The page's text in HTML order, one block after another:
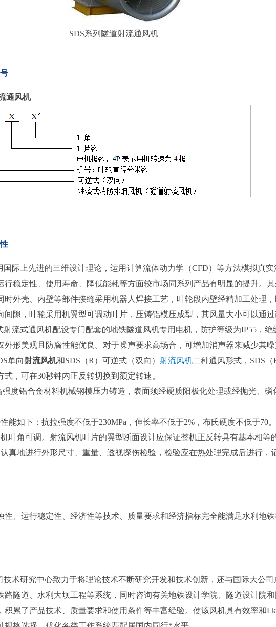
SDS系列隧道射流通风机
通风机
国际上先进的三维设计理论，运用计算流体动力学（CFD）等方法模拟真实
行稳定性、使用寿命、降低能耗等方面较市场同系列产品有明显的提升。
时外壳、内壁等部件接缝采用机器人焊接工艺，叶轮段内壁经精加工处理
间隙，叶轮采用机翼型可调动叶片，压铸铝模压成型，其风量大小可以通
射流式通风机配设专门配套的地铁隧道风机专用电机，防护等级为IP55，绝
形美观且防腐性能优良。对于噪声要求高场合，可增加消声器来减少其噪
单向射流风机和SDS（R）可逆式（双向） 射流风机二种通风形式，SDS（
，可在30秒钟内正反转切换到额定转速。
度铝合金材料机械钢模压力铸造，表面须经硬质阳极化处理或经抛光、磷
能如下：抗拉强度不低于230MPa，伸长率不低于2%，布氏硬度不低于70。
叶角可调。射流风机叶片的翼型断面设计应保证整机正反转具有基本相等
真地进行外形尺寸、重量、透视探伤检验，检验应在热处理完成后进行，
性、运行稳定性、经济性等技术、质量要求和经济指标完全能满足水利地
技术研究中心致力于将理论技术不断研究开发和技术创新，还与国际大公
隧道、水利大坝工程等系统，同时咨询有关地铁设计学院、隧道设计院和
积累了产品技术、质量要求和使用条件等丰富经验。使该风机具有效率和